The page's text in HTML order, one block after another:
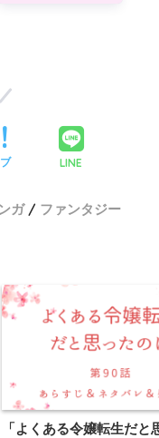
LINE
ガ
ファンタジー
「よくある令嬢転生だと